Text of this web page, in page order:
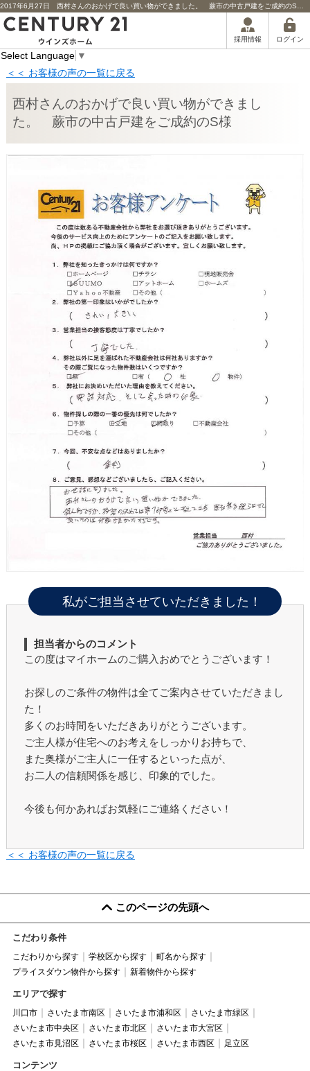
採用情報 ログイン
Select Language ▼
＜＜ お客様の声の一覧に戻る
西村さんのおかげで良い買い物ができまし
た。 蕨市の中古戸建をご成約のS様
私がご担当させていただきました！
担当者からのコメント
この度はマイホームのご購入おめでとうございます！
お探しのご条件の物件は全てご案内させていただきまし
た！
多くのお時間をいただきありがとうございます。
ご主人様が住宅へのお考えをしっかりお持ちで、
また奥様がご主人に一任するといった点が、
お二人の信頼関係を感じ、印象的でした。
今後も何かあればお気軽にご連絡ください！
＜＜ お客様の声の一覧に戻る
このページの先頭へ
こだわり条件
こだわりから探す 学校区から探す
町名から探す
プライスダウン物件から探す
新着物件から探す
エリアで探す
川口市 さいたま市南区 さいたま市浦和区
さいたま市緑区
さいたま市中央区
さいたま市北区
さいたま市大宮区
さいたま市見沼区
さいたま市桜区 さいたま市西区 足立区
コンテンツ